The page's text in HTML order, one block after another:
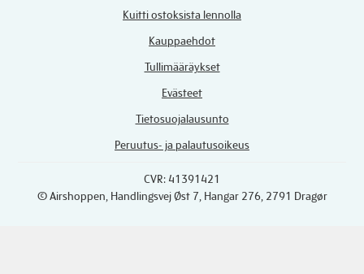
Kuitti ostoksista lennolla
Kauppaehdot
Tullimääräykset
Evästeet
Tietosuojalausunto
Peruutus- ja palautusoikeus
CVR: 41391421
© Airshoppen , Handlingsvej Øst 7, Hangar 276, 2791 Dragør